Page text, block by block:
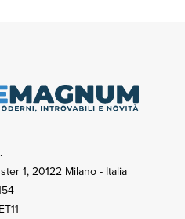
1, 20122 Milano - Italia